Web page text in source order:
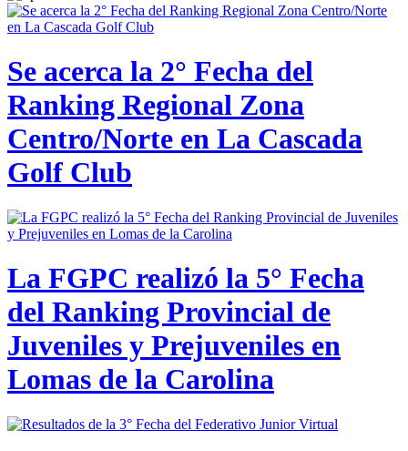
Se acerca la 2° Fecha del
Ranking Regional Zona
Centro/Norte en La Cascada
Golf Club
La FGPC realizó la 5° Fecha
del Ranking Provincial de
Juveniles y Prejuveniles en
Lomas de la Carolina